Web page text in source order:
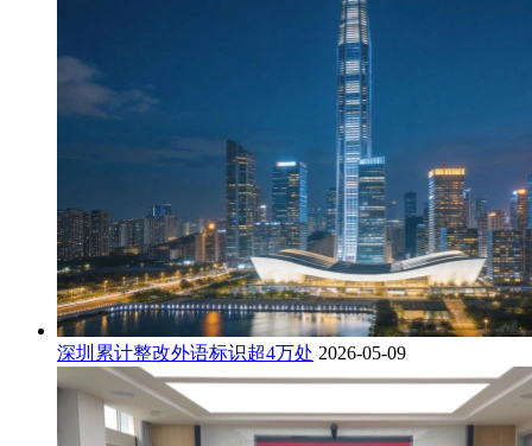
深圳累计整改外语标识超4万处 2026-05-09